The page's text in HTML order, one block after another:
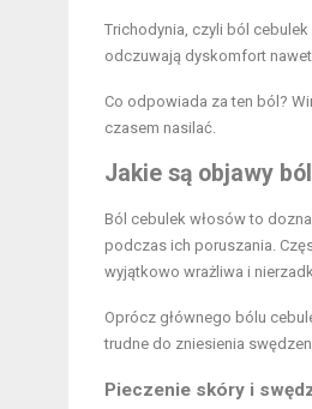
Trichodynia, czyli ból
odczuwają dyskomfort
Co odpowiada za ten ból?
czasem nasilać.
Jakie są objawy
Ból cebulek włosów to
podczas ich poruszania.
wyjątkowo wrażliwa i
Oprócz głównego bólu
trudne do zniesienia
Pieczenie skóry i